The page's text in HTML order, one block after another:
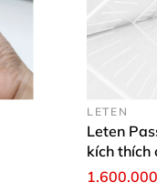
được trải nghiệm
đầu hành trình
LETEN
Leten
kích thích